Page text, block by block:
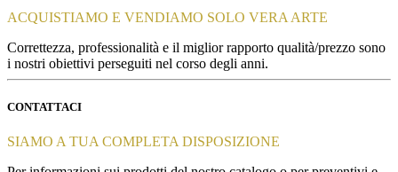
ACQUISTIAMO E VENDIAMO SOLO VERA ARTE
Correttezza, professionalità e il miglior rapporto qualità/prezzo sono
i nostri obiettivi perseguiti nel corso degli anni.
CONTATTACI
SIAMO A TUA COMPLETA DISPOSIZIONE